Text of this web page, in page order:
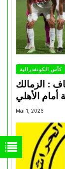
كأس الكونفدرالية
: الزمالك
Mai 1, 2026